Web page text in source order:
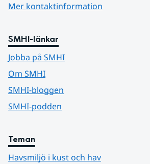
Mer kontaktinformation
SMHI-länkar
Jobba på SMHI
Om SMHI
SMHI-bloggen
SMHI-podden
Teman
Havsmiljö i kust och hav